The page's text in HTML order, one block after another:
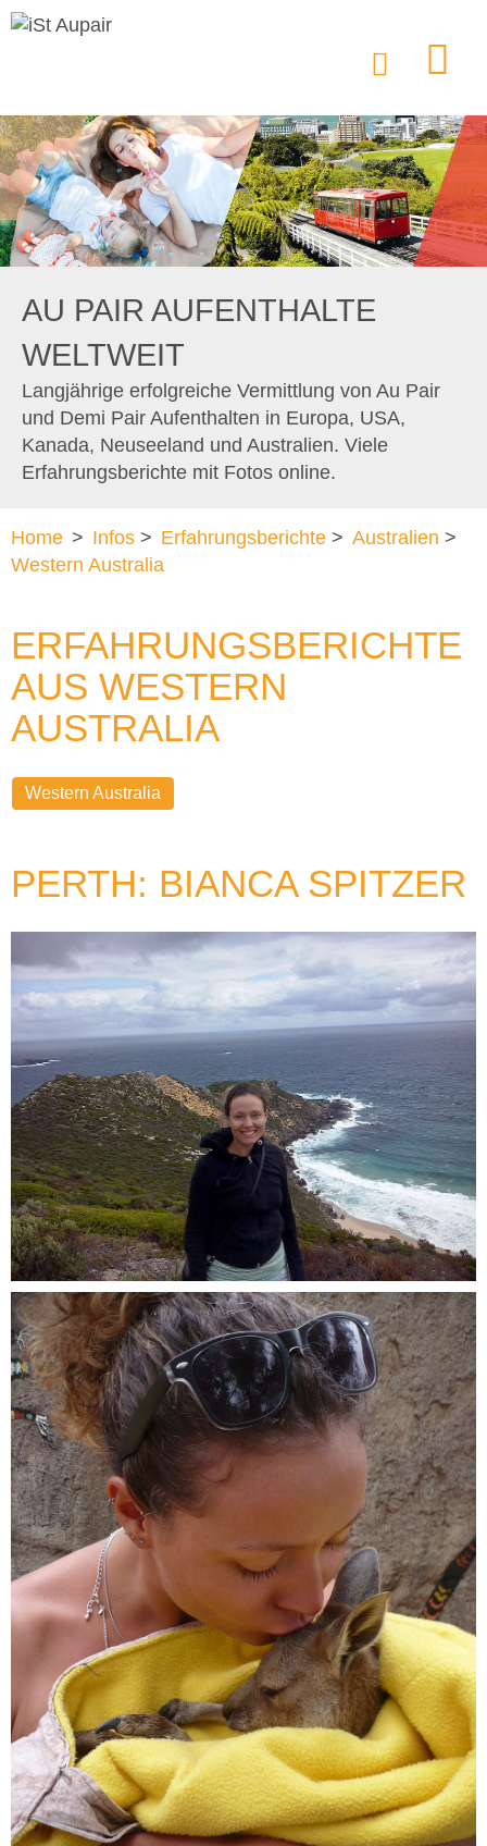
AU PAIR AUFENTHALTE
WELTWEIT
Langjährige erfolgreiche Vermittlung von Au Pair
und Demi Pair Aufenthalten in Europa, USA,
Kanada, Neuseeland und Australien. Viele
Erfahrungsberichte mit Fotos online.
Home > Infos > Erfahrungsberichte > Australien >
Western Australia
ERFAHRUNGSBERICHTE
AUS WESTERN
AUSTRALIA
Western Australia
PERTH: BIANCA SPITZER